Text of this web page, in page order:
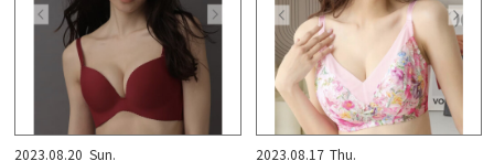
2023.08.20 Sun.
2023.08.17 Thu.